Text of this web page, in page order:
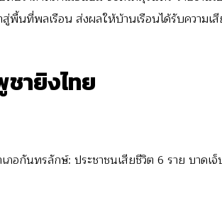
สู่พื้นที่พลเรือน ส่งผลให้บ้านเรือนได้รับความเ
ายิงไทย
อกันทรลักษ์: ประชาชนเสียชีวิต 6 ราย บาดเจ็